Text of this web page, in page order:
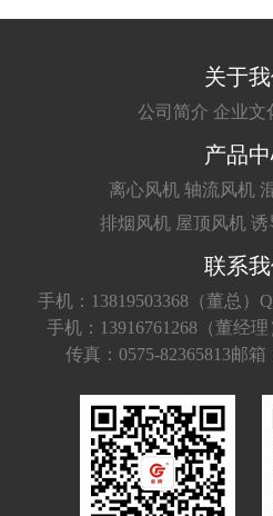
关于
公司简介 企业文
产品
离心风机 轴流风机
排烟风机 屋顶风机 诱
联系
手机：13819503368（董总）
手机：13916761268（董经理
传真：0575-82365813邮箱